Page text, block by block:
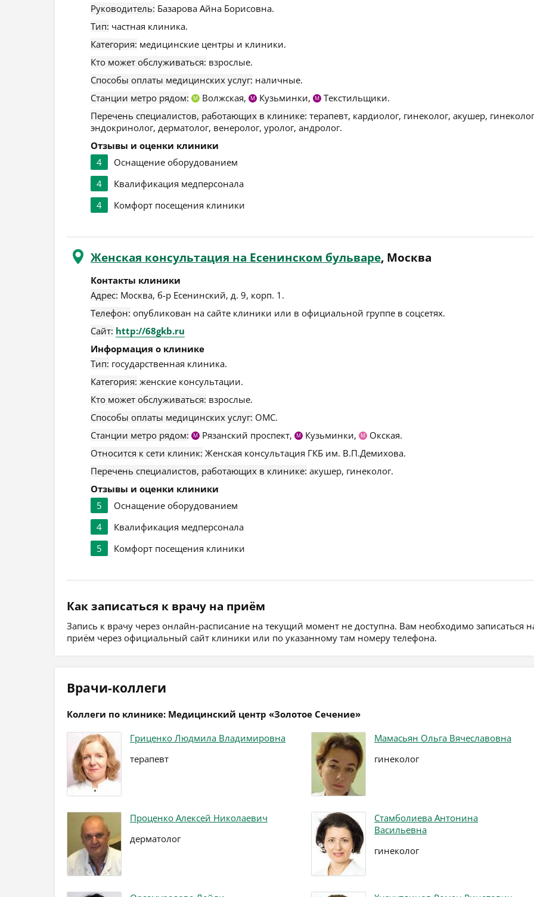
Руководитель: Базарова Айна Борисовна.
Тип: частная клиника.
Категория: медицинские центры и клиники.
Кто может обслуживаться: взрослые.
Способы оплаты медицинских услуг: наличные.
Станции метро рядом:
М Волжская, М Кузьминки, М Текстильщики.
Перечень специалистов, работающих в клинике: терапевт, кардиолог, гинеколог, акушер,
эндокринолог, дерматолог, венеролог, уролог, андролог.
Отзывы и оценки клиники
4
Оснащение оборудованием
4
Квалификация медперсонала
4
Комфорт посещения клиники
Женская консультация на Есенинском бульваре, Москва
Контакты клиники
Адрес: Москва, б-р Есенинский, д. 9, корп. 1 .
Телефон: опубликован на сайте клиники или в официальной группе в соцсетях.
Сайт: http://68gkb.ru
Информация о клинике
Тип: государственная клиника.
Категория: женские консультации.
Кто может обслуживаться: взрослые.
Способы оплаты медицинских услуг: ОМС.
Станции метро рядом:
М Рязанский проспект, М Кузьминки, М
Окская.
Относится к сети клиник: Женская консультация ГКБ им. В.П.Демихова.
Перечень специалистов, работающих в клинике: акушер, гинеколог.
Отзывы и оценки клиники
5
Оснащение оборудованием
4
Квалификация медперсонала
5
Комфорт посещения клиники
Как записаться к врачу на приём
Запись к врачу через онлайн-расписание на текущий момент не доступна. Вам необходимо записаться
приём через официальный сайт клиники или по указанному там номеру телефона.
Врачи-коллеги
Коллеги по клинике: Медицинский центр «Золотое Сечение»
Гриценко Людмила Владимировна
терапевт
Мамасьян Ольга Вячеславовна
гинеколог
Проценко Алексей Николаевич
дерматолог
Стамболиева Антонина
Васильевна
гинеколог